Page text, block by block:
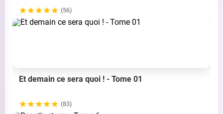
(56)
Et demain ce sera quoi ! - Tome 01
(83)